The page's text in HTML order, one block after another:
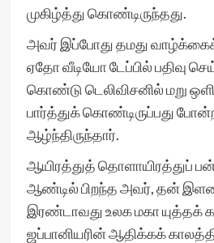
முகிழ்த்து கொண்டிருந்தது.
அவர் இப்போது தமது
ஏதோ வீடியோ டேப்பில் பதிவு
கொண்டு டெலிவிசனில் மறு
பார்த்துக் கொண்டிருப்பது
ஆழ்ந்திருந்தார்.
ஆயிரத்துத் தொளாயிரத்துப்
ஆண்டில் பிறந்த அவர், தன்
இரண்டாவது உலக மகா யுத்தக்
ஜப்பானியரின் ஆதிக்கக்